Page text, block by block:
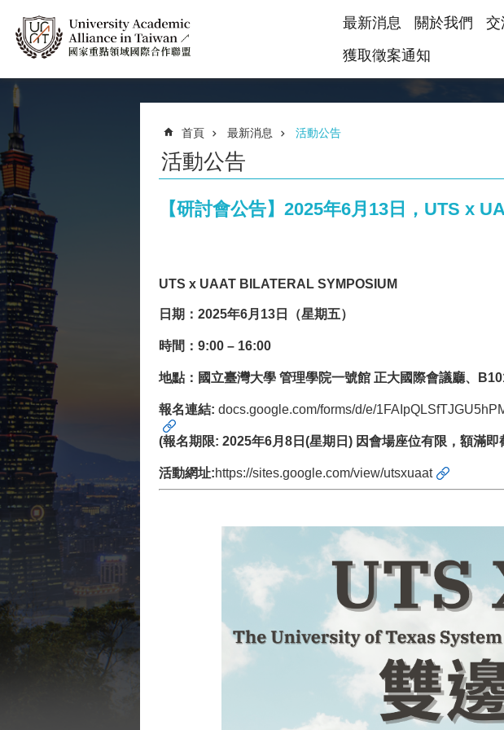
最新消息 關於我們 交
獲取徵案通知
首頁 最新消息 活動公告
活動公告
【研討會公告】2025年6月13日，UTS x
UTS x UAAT BILATERAL SYMPOSIUM
日期：2025年6月13日（星期五）
時間：9:00 – 16:00
地點：國立臺灣大學 管理學院一號館 正大國際會議廳、
報名連結: docs.google.com/forms/d/e/
(報名期限: 2025年6月8日(星期日) 因會場座位有限，額滿即
活動網址:https://sites.google.com/view/utsxuaat